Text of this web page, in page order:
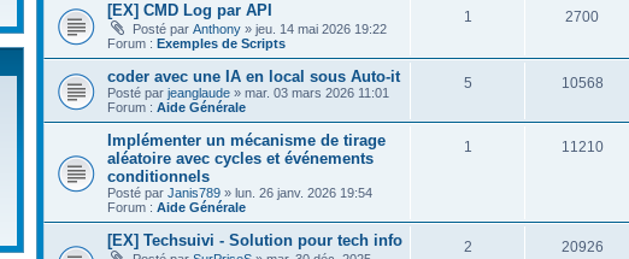
[EX] CMD Log par API
Posté par Anthony » jeu. 14 mai 2026 19:22
Forum : Exemples de Scripts
1 2700
coder avec une IA en local sous Auto-it
Posté par jeanglaude » mar. 03 mars 2026 11:01
Forum : Aide Générale
5 10568
Implémenter un mécanisme de tirage
aléatoire avec cycles et événements
conditionnels
Posté par Janis789 » lun. 26 janv. 2026 19:54
Forum : Aide Générale
1 11210
[EX] Techsuivi - Solution pour tech info 2 20926